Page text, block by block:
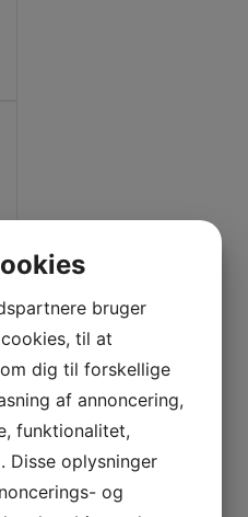
bruger
til at
dig til forskellige
af annoncering,
funktionalitet,
Disse oplysninger
og